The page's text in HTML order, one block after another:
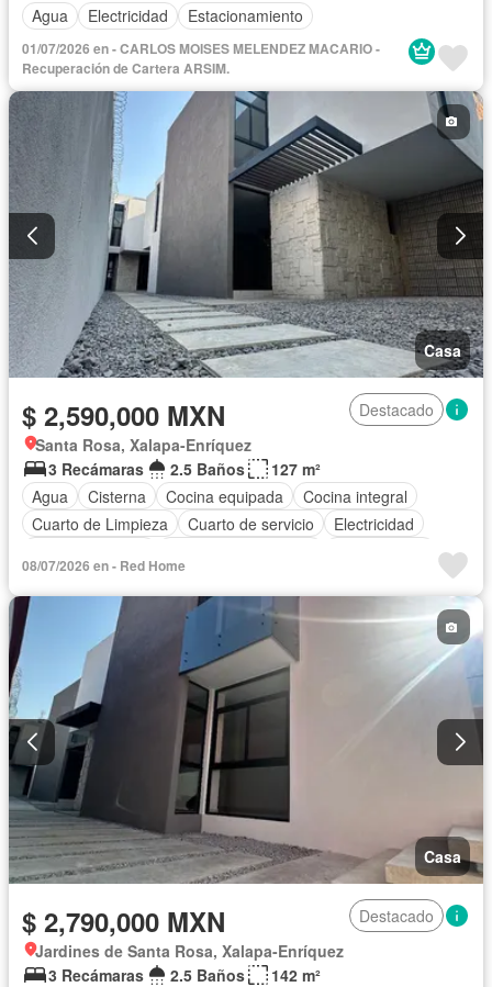
Agua
Electricidad Estacionamiento
01/07/2026 en - CARLOS MOISES MELENDEZ MACARIO -
Recuperación de Cartera ARSIM.
Casa
$ 2,590,000 MXN
Destacado
Santa Rosa, Xalapa-Enríquez
3 Recámaras
2.5 Baños
127 m²
Agua
Cisterna Cocina equipada
Cocina integral
Cuarto de Limpieza
Cuarto de servicio
Electricidad
08/07/2026 en - Red Home
Casa
$ 2,790,000 MXN
Destacado
Jardines de Santa Rosa, Xalapa-Enríquez
3 Recámaras
2.5 Baños
142 m²